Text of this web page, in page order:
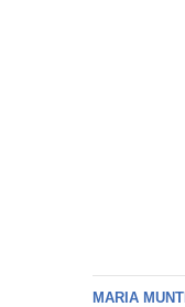
MARIA